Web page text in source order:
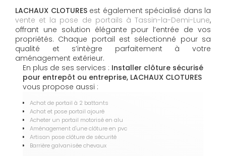
LACHAUX CLOTURESest également spécialisé dans la
vente et la pose de portails à Tassin-la-Demi-Lune,
offrant une solution élégante pour l’entrée de vos
propriétés. Chaque portail est sélectionné pour sa
qualité et s’intègre parfaitement à votre
aménagement extérieur.
En plus de ses services : Installer clôture sécurisé
pour entrepôt ou entreprise, LACHAUX CLOTURES
vous propose aussi :
Achat de portail à 2 battants
Achat et pose portail ajouré
Acheter un portail motorisé en alu
Aménagement d'une clôture en pvc
Artisan pose clôture de sécurité
Barrière galvanisée chevaux